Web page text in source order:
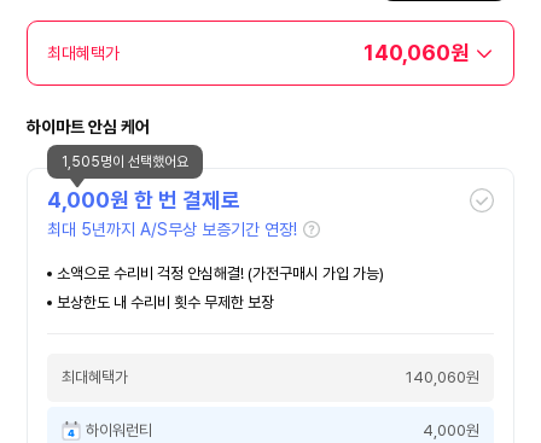
최대혜택가 140,060원
하이마트 안심 케어
4,000원 한 번 결제로
최대 5년까지 A/S무상 보증기간 연장!
소액으로 수리비 걱정 안심해결! (가전구매시 가입 가능)
보상한도 내 수리비 횟수 무제한 보장
최대혜택가 140,060원
하이워런티 4,000원
1,505명이 선택했어요